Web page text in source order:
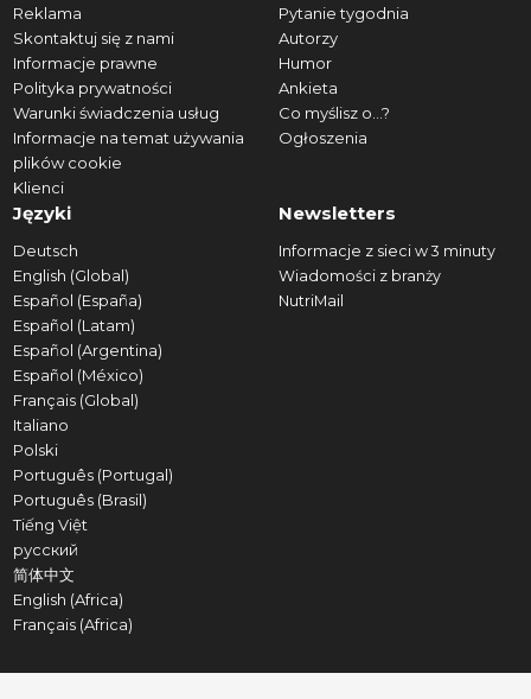
Reklama
Skontaktuj się z nami
Informacje prawne
Polityka prywatności
Warunki świadczenia usług
Informacje na temat używania
plików cookie
Klienci
Pytanie tygodnia
Autorzy
Humor
Ankieta
Co myślisz o...?
Ogłoszenia
Języki
Deutsch
English (Global)
Español (España)
Español (Latam)
Español (Argentina)
Español (México)
Français (Global)
Italiano
Polski
Português (Portugal)
Português (Brasil)
Tiếng Việt
русский
简体中文
English (Africa)
Français (Africa)
Newsletters
Informacje z sieci w 3 minuty
Wiadomości z branży
NutriMail